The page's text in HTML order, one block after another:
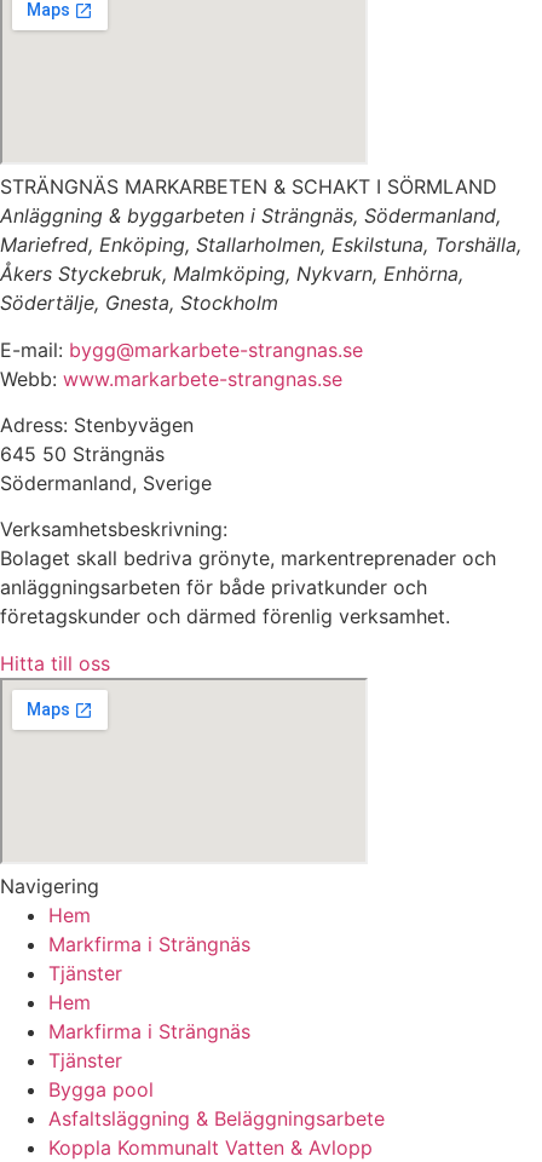
STRÄNGNÄS MARKARBETEN & SCHAKT I SÖRMLAND
Anläggning & byggarbeten i Strängnäs, Södermanland,
Mariefred, Enköping, Stallarholmen, Eskilstuna, Torshälla,
Åkers Styckebruk, Malmköping, Nykvarn, Enhörna,
Södertälje, Gnesta, Stockholm
E-mail: bygg@markarbete-strangnas.se
Webb: www.markarbete-strangnas.se
Adress: Stenbyvägen
645 50 Strängnäs
Södermanland, Sverige
Verksamhetsbeskrivning:
Bolaget skall bedriva grönyte, markentreprenader och
anläggningsarbeten för både privatkunder och
företagskunder och därmed förenlig verksamhet.
Hitta till oss
Navigering
Hem
Markfirma i Strängnäs
Tjänster
Hem
Markfirma i Strängnäs
Tjänster
Bygga pool
Asfaltsläggning & Beläggningsarbete
Koppla Kommunalt Vatten & Avlopp